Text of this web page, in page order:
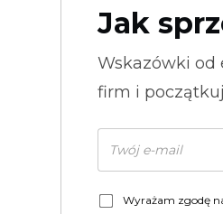
Jak
Wskazówki od
firm i
Wyrażam zgodę